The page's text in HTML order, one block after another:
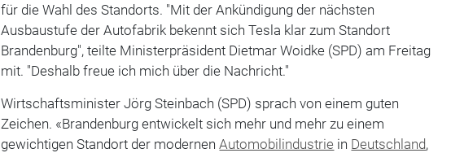
für die Wahl des Standorts. "Mit der Ankündigung der nächsten
Ausbaustufe der Autofabrik bekennt sich Tesla klar zum Standort
Brandenburg", teilte Ministerpräsident Dietmar Woidke (SPD) am Freitag
mit. "Deshalb freue ich mich über die Nachricht."
Wirtschaftsminister Jörg Steinbach (SPD) sprach von einem guten
Zeichen. «Brandenburg entwickelt sich mehr und mehr zu einem
gewichtigen Standort der modernenAutomobilindustrie in Deutschland,